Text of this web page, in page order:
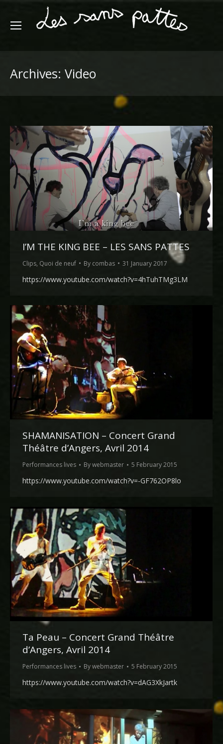
Archives: Video
I’M THE KING BEE – LES SANS PATTES
Clips, Quoi de neuf By combas 31 January 2017
https://www.youtube.com/watch?v=4hTuhTMg3LM
SHAMANISATION – Concert Grand
Théâtre d’Angers, Avril 2014
Performances lives Bywebmaster 5 February 2015
https://www.youtube.com/watch?v=-GF762OP8lo
Ta Peau – Concert Grand Théâtre
d’Angers, Avril 2014
Performances lives Bywebmaster 5 February 2015
https://www.youtube.com/watch?v=dAG3XkJartk